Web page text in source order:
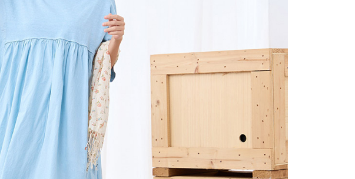
交易，需依本服務之必要範圍內提供個人資料，並將交易相關給付款項請
求債權轉讓予恩沛科技股份有限公司。
２．關於個人資料處理事宜，請瀏覽以下網址：
https://aftee.tw/terms/#terms3
３．未成年的使用者請事先徵得法定代理人或監護人之同意方可使用
「AFTEE先享後付」，若未經同意申辦者引起之損失，本公司不負相關責
任。
４．使用「AFTEE先享後付」時，將依據個別帳號之用戶狀況，依本公司
即時審查核予不同之上限額度；若仍有額度不足之情形，本公司將視審查
結果請求用戶進行身份認證。
５．嚴禁一人註冊多個帳號或使用他人資訊註冊。若發現惡意使用之情
形，恩沛科技股份有限公司將有權停止該用戶之使用額度並採取法律行
動。
每筆NT$100，滿NT$2,000(含以上)免運費
黑貓宅急便(包裹尺寸90cm以下)
每筆NT$140，滿NT$2,000(含以上)免運費